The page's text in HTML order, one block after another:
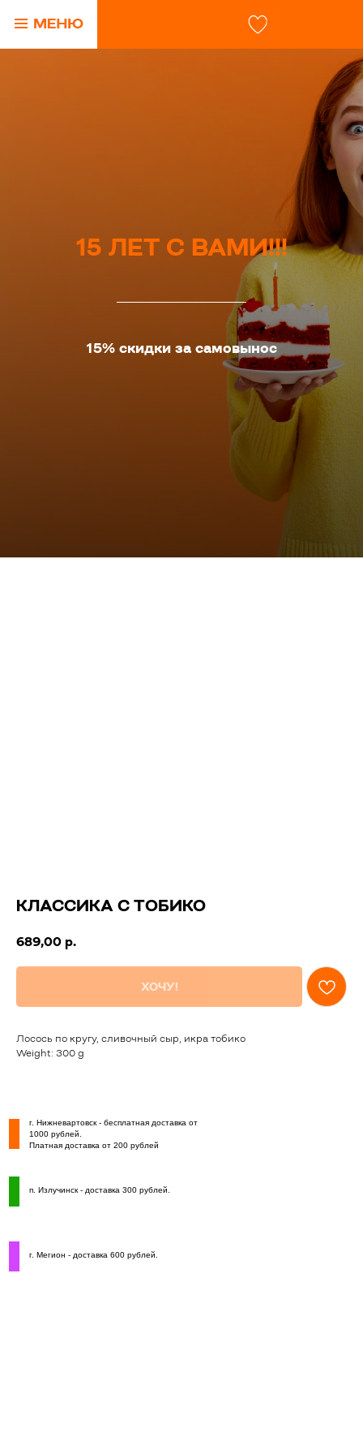
15 ЛЕТ С ВАМИ!!!
15% скидки за самовынос
КЛАССИКА С ТОБИКО
689,00 р.
ХОЧУ!
Лосось по кругу, сливочный сыр, икра тобико
Weight: 300 g
г. Мегион - доставка 600 рублей.
п. Излучинск - доставка 300 рублей.
г. Нижневартовск - бесплатная доставка от
1000 рублей.
Платная доставка от 200 рублей